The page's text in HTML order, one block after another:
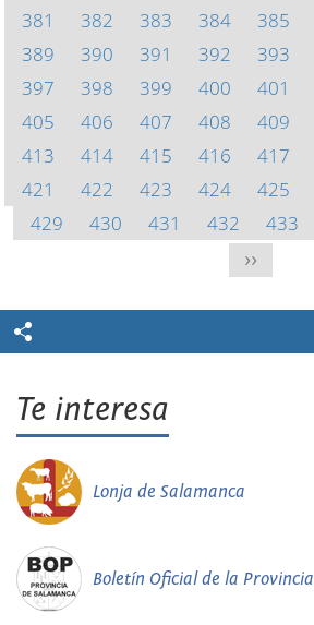
381
382 383 384 385
389
390 391 392 393
397
398 399 400 401
405
406 407 408 409
413
414 415 416 417
421
422 423 424 425
429
430 431 432 433
>>
Te interesa
Lonja de Salamanca
Boletín Oficial de la Provincia